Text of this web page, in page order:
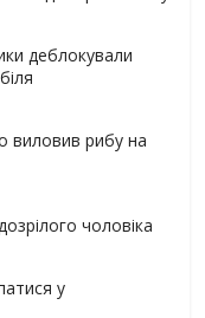
деблокували
виловив рибу на
чоловіка
у